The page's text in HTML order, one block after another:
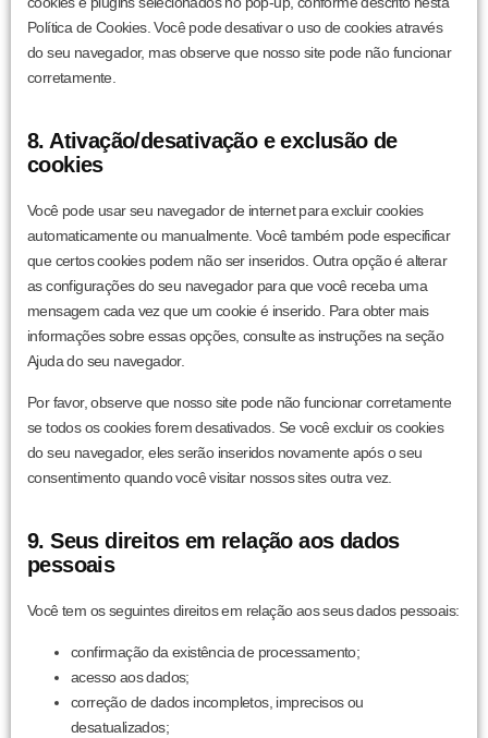
Política de Cookies. Você pode desativar o uso de cookies através
do seu navegador, mas observe que nosso site pode não funcionar
corretamente.
8. Ativação/desativação e exclusão de
cookies
Você pode usar seu navegador de internet para excluir cookies
automaticamente ou manualmente. Você também pode especificar
que certos cookies podem não ser inseridos. Outra opção é alterar
as configurações do seu navegador para que você receba uma
mensagem cada vez que um cookie é inserido. Para obter mais
informações sobre essas opções, consulte as instruções na seção
Ajuda do seu navegador.
Por favor, observe que nosso site pode não funcionar corretamente
se todos os cookies forem desativados. Se você excluir os cookies
do seu navegador, eles serão inseridos novamente após o seu
consentimento quando você visitar nossos sites outra vez.
9. Seus direitos em relação aos dados
pessoais
Você tem os seguintes direitos em relação aos seus dados pessoais:
confirmação da existência de processamento;
acesso aos dados;
correção de dados incompletos, imprecisos ou
desatualizados;